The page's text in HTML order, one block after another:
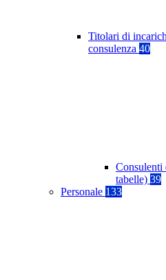
Titolari di
consulenza 40
Consulenti
tabelle) 39
Personale 133